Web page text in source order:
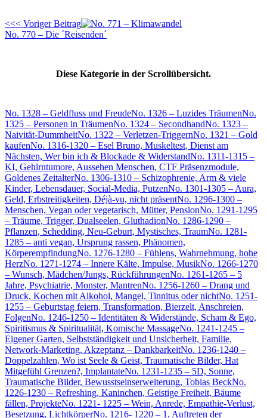
<<< Voriger Beitrag
No. 770 – Die ´Reisenden´
Diese Kategorie in der Scrollübersicht.
No. 1328 – Geldfluss und FreudeNo. 1326 – Luzides TräumenNo.
1325 – Personen in TräumenNo. 1324 – SecondhandNo. 1323 –
Naivität-DummheitNo. 1322 – Verletzen-TriggernNo. 1321 – Gold
kaufenNo. 1316-1320 – Esel Bruno, Muskeltest, Dienst am
Nächsten, Wer bin ich & Blockade & WiderstandNo. 1311-1315 –
KI, Gehirntumore, Aussehen Menschen, CTF Präsenzmodule,
Goldenes ZeitalterNo. 1306-1310 – Schizophrenie, Arm & viele
Kinder, Lebensdauer, Social-Media, PutzenNo. 1301-1305 – Aura,
Geld, Erbstreitigkeiten, Déjà-vu, nicht präsentNo. 1296-1300 –
Menschen, Vegan oder vegetarisch, Mütter, PensionNo. 1291-1295
– Träume, Trigger, Dualseelen, GluthadionNo. 1286-1290 –
Pflanzen, Schedding, Neu-Geburt, Mystisches, TraumNo. 1281-
1285 – anti vegan, Ursprung rassen, Phänomen,
KörperempfindungNo. 1276-1280 – Fühlens, Wahrnehmung, hohe
HerzNo. 1271-1274 – Innere Kälte, Impulse, MusikNo. 1266-1270
– Wunsch, Mädchen/Jungs, RückführungenNo. 1261-1265 – 5
Jahre, Psychiatrie, Monster, MantrenNo. 1256-1260 – Drang und
Druck, Kochen mit Alkohol, Mangel, Tinnitus oder nichtNo. 1251-
1255 – Geburtstag feiern, Transformation, Bierzelt, Anschreien,
FolgenNo. 1246-1250 – Identitäten & Widerstände, Scham & Ego,
Spiritismus & Spiritualität, Komische MassageNo. 1241-1245 –
Eigener Garten, Selbstständigkeit und Unsicherheit, Familie,
Network-Marketing, Akzeptanz – DankbarkeitNo. 1236-1240 –
Doppelzahlen, Wo ist Seele & Geist, Traumatische Bilder, Hat
Mitgefühl Grenzen?, ImplantateNo. 1231-1235 – 5D, Sonne,
Traumatische Bilder, Bewusstseinserweiterung, Tobias BeckNo.
1226-1230 – Refreshing, Kaninchen, Geistige Freiheit, Bäume
fällen, ProjekteNo. 1221- 1225 – Wein, Anrede, Empathie-Verlust,
Besetzung, LichtkörperNo. 1216- 1220 – 1. Auftreten der